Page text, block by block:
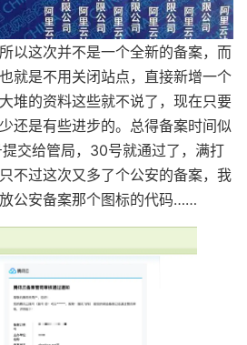
以这次并不是一个全新的备案，而
就是不用关闭站点，直接新增一个
堆的资料这些就不说了，现在只要
还是有些进步的。总得备案时间似
交给管局，30号就通过了，满打
不过这次又多了个公安的备案，我
公安备案那个图标的代码……